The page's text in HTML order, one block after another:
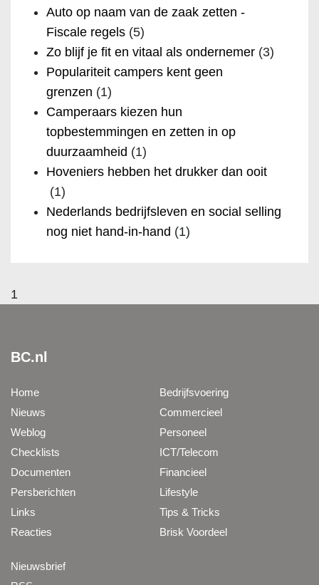
Auto op naam van de zaak zetten -
Fiscale regels (5)
Zo blijf je fit en vitaal als ondernemer (3)
Populariteit campers kent geen
grenzen (1)
Camperaars kiezen hun
topbestemmingen en zetten in op
duurzaamheid (1)
Hoveniers hebben het drukker dan ooit
(1)
Nederlands bedrijfsleven en social selling
nog niet hand-in-hand (1)
1
BC.nl
Home
Nieuws
Weblog
Checklists
Documenten
Persberichten
Links
Reacties
Bedrijfsvoering
Commercieel
Personeel
ICT/Telecom
Financieel
Lifestyle
Tips & Tricks
Brisk Voordeel
Nieuwsbrief